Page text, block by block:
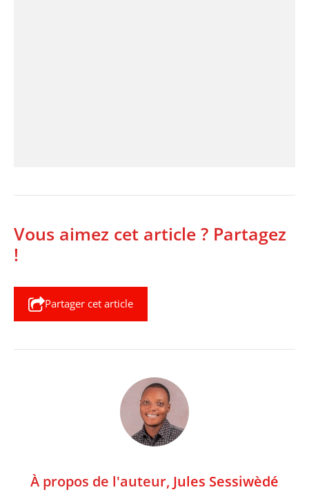
Vous aimez cet article ? Partagez
!
Partager cet article
À propos de l'auteur, Jules Sessiwèdé